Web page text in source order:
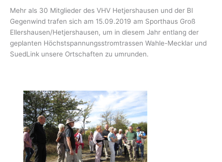
Mehr als 30 Mitglieder des VHV Hetjershausen und der BI
Gegenwind trafen sich am 15.09.2019 am Sporthaus Groß
Ellershausen/Hetjershausen, um in diesem Jahr entlang der
geplanten Höchstspannungsstromtrassen Wahle-Mecklar und
SuedLink unsere Ortschaften zu umrunden.